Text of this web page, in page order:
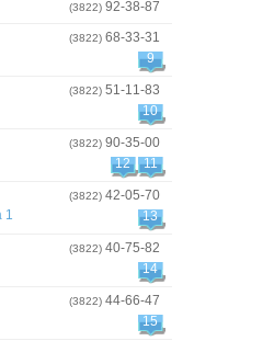
(3822) 92-38-87
(3822) 68-33-31
9
(3822) 51-11-83
10
(3822) 90-35-00
11
12
1
(3822) 42-05-70
13
(3822) 40-75-82
14
(3822) 44-66-47
15